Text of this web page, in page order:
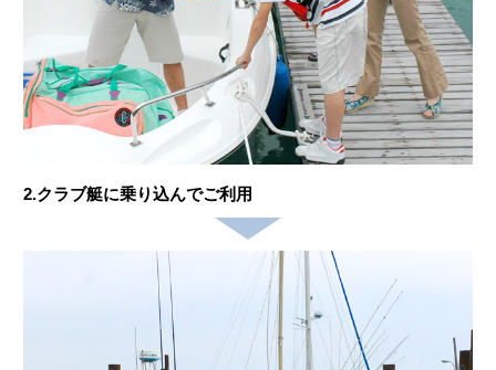
2.クラブ艇に乗り込んでご利用